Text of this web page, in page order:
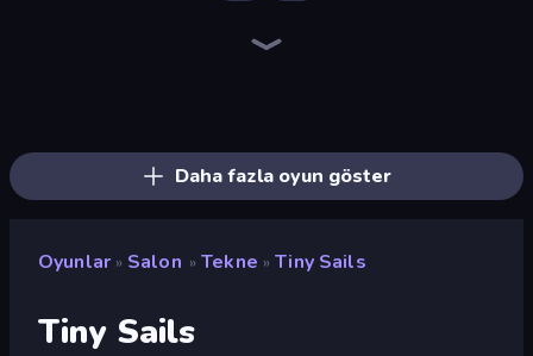
Daha fazla oyun göster
Oyunlar » Salon » Tekne » Tiny Sails
Tiny Sails